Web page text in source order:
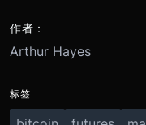
作者：
Arthur Hayes
标签